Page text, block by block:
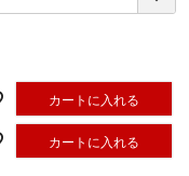
カートに入れる
カートに入れる